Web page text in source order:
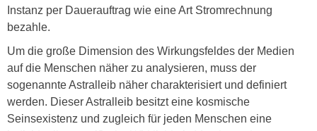
Instanz per Dauerauftrag wie eine Art Stromrechnung
bezahle.
Um die große Dimension des Wirkungsfeldes der Medien
auf die Menschen näher zu analysieren, muss der
sogenannte Astralleib näher charakterisiert und definiert
werden. Dieser Astralleib besitzt eine kosmische
Seinsexistenz und zugleich für jeden Menschen eine